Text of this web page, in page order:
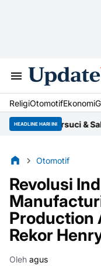
ReligiOtomotifEkonomi
HEADLINE HARI INI
Bersuci & Salat Idul
Otomotif
Revolusi
Production
Rekor
Oleh agus